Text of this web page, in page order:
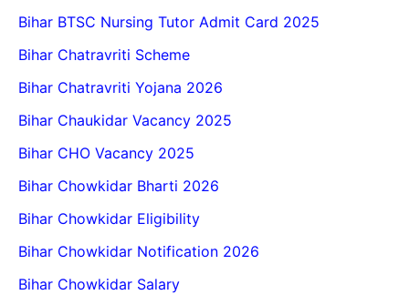
Bihar BTSC Nursing Tutor Admit Card 2025
Bihar Chatravriti Scheme
Bihar Chatravriti Yojana 2026
Bihar Chaukidar Vacancy 2025
Bihar CHO Vacancy 2025
Bihar Chowkidar Bharti 2026
Bihar Chowkidar Eligibility
Bihar Chowkidar Notification 2026
Bihar Chowkidar Salary